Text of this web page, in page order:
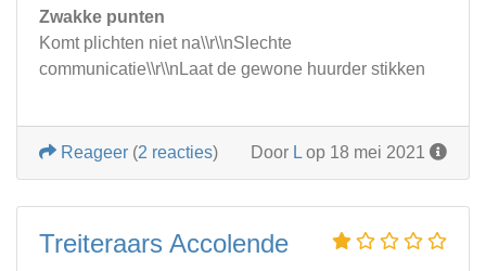
Zwakke punten
Komt plichten niet na\\r\\nSlechte
communicatie\\r\\nLaat de gewone huurder stikken
Door L op 18 mei 2021
Reageer (2 reacties)
Treiteraars Accolende